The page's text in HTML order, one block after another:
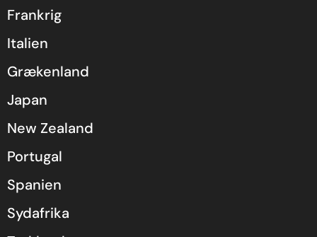
Frankrig
Italien
Grækenland
Japan
New Zealand
Portugal
Spanien
Sydafrika